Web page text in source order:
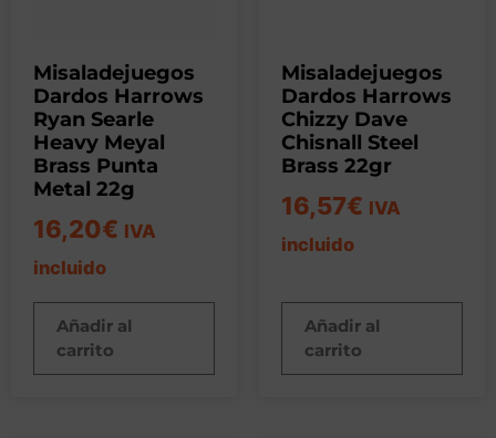
Misaladejuegos
Dardos Harrows
Ryan Searle
Heavy Meyal
Brass Punta
Metal 22g
16,20€ IVA
incluido
Añadir al
carrito
Misaladejuegos
Dardos Harrows
Chizzy Dave
Chisnall Steel
Brass 22gr
16,57€ IVA
incluido
Añadir al
carrito